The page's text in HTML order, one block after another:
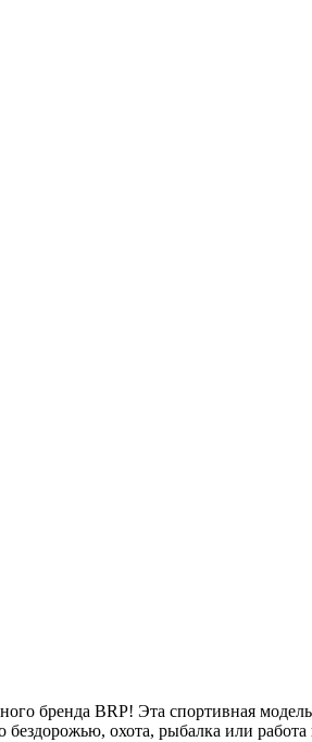
бренда BRP! Эта спортивная
бездорожью, охота, рыбалка или